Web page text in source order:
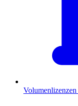
Volumenlizenzen